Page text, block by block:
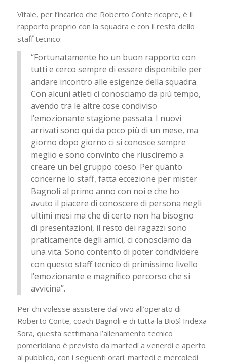
Vitale, per l’incarico che Roberto Conte ricopre, è il
rapporto proprio con la squadra e con il resto dello
staff tecnico:
“Fortunatamente ho un buon rapporto con
tutti e cerco sempre di essere disponibile per
andare incontro alle esigenze della squadra.
Con alcuni atleti ci conosciamo da più tempo,
avendo tra le altre cose condiviso
l’emozionante stagione passata. I nuovi
arrivati sono qui da poco più di un mese, ma
giorno dopo giorno ci si conosce sempre
meglio e sono convinto che riusciremo a
creare un bel gruppo coeso. Per quanto
concerne lo staff, fatta eccezione per mister
Bagnoli al primo anno con noi e che ho
avuto il piacere di conoscere di persona negli
ultimi mesi ma che di certo non ha bisogno
di presentazioni, il resto dei ragazzi sono
praticamente degli amici, ci conosciamo da
una vita. Sono contento di poter condividere
con questo staff tecnico di primissimo livello
l’emozionante e magnifico percorso che si
avvicina”.
Per chi volesse assistere dal vivo all’operato di
Roberto Conte, coach Bagnoli e di tutta la BioSì Indexa
Sora, questa settimana l’allenamento tecnico
pomeridiano è previsto da martedì a venerdì e aperto
al pubblico, con i seguenti orari: martedì e mercoledì